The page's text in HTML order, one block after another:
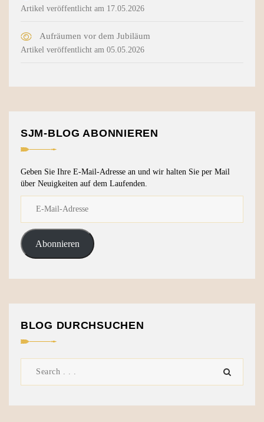
Artikel veröffentlicht am 17.05.2026
Aufräumen vor dem Jubiläum
Artikel veröffentlicht am 05.05.2026
SJM-BLOG ABONNIEREN
Geben Sie Ihre E-Mail-Adresse an und wir halten Sie per Mail
über Neuigkeiten auf dem Laufenden.
Abonnieren
BLOG DURCHSUCHEN